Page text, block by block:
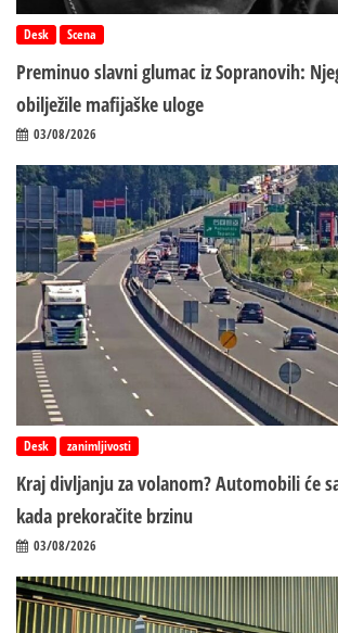
Desk Scena
Preminuo slavni glumac iz Sopranovih:
obilježile mafijaške uloge
03/08/2026
Desk zanimljivosti
Kraj divljanju za volanom? Automobili će
kada prekoračite brzinu
03/08/2026